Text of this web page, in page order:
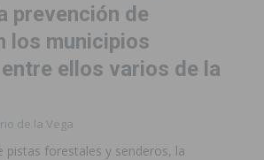
prevención de
los municipios
ellos varios de la
de la Vega
pistas forestales y senderos, la